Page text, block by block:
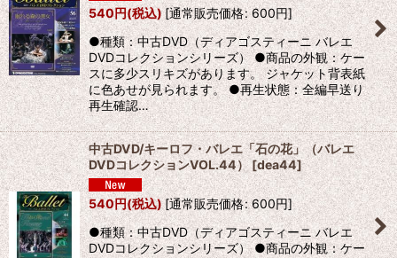
540円(税込)[通常販売価格: 600円]
●種類：中古DVD（ディアゴスティーニ バレエ
DVDコレクションシリーズ） ●商品の外観：ケー
スに多少スリキズがあります。 ジャケット背表紙
に色あせが見られます。 ●再生状態：全編早送り
再生確認…
中古DVD/キーロフ・バレエ「石の花」（バレエ
DVDコレクションVOL.44） [dea44]
540円(税込)[通常販売価格: 600円]
●種類：中古DVD（ディアゴスティーニ バレエ
DVDコレクションシリーズ） ●商品の外観：ケー